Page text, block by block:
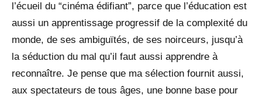
l’écueil du “cinéma édifiant”, parce que l’éducation est
aussi un apprentissage progressif de la complexité du
monde, de ses ambiguïtés, de ses noirceurs, jusqu’à
la séduction du mal qu’il faut aussi apprendre à
reconnaître. Je pense que ma sélection fournit aussi,
aux spectateurs de tous âges, une bonne base pour